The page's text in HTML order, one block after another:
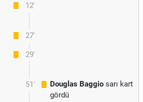
12'
27'
29'
51' Douglas Baggio sarı kart
gördü